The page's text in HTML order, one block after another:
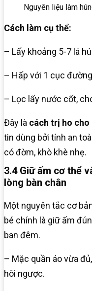
Nguyên liệu làm
Cách làm cụ thể:
– Lấy khoảng 5-7 lá
– Hấp với 1 cục
– Lọc lấy nước cốt,
Đây là cách trị ho cho
tin dùng bởi tính an
có đờm, khò khè nhẹ.
3.4 Giữ ấm cơ thể
lòng bàn chân
Một nguyên tắc cơ
bé chính là giữ ấm
ban đêm.
– Mặc quần áo vừa
hôi ngược.